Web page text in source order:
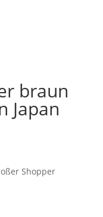
braun
Japan
Shopper